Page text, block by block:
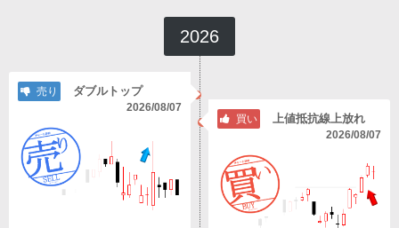
2026
売り ダブルトップ
2026/08/07
買い 上値抵抗線上放れ
2026/08/07